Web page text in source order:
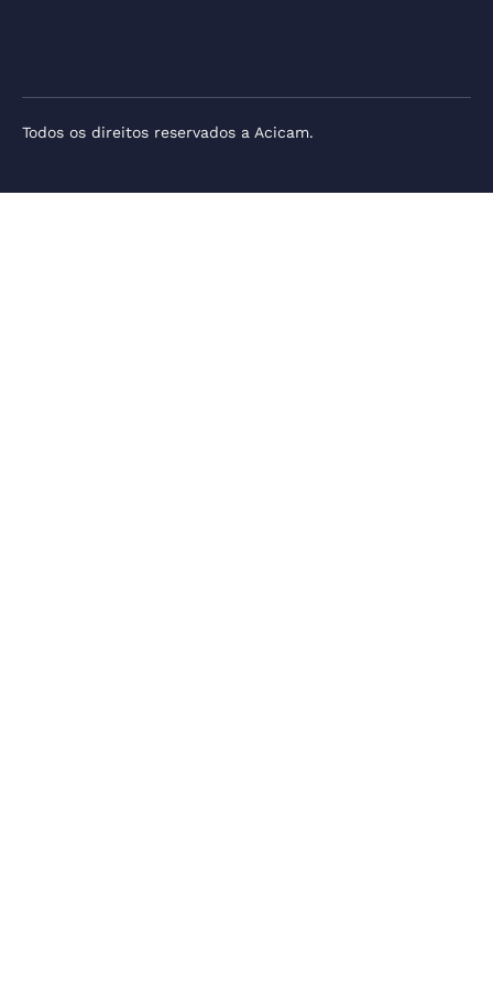
Todos os direitos reservados a Acicam.